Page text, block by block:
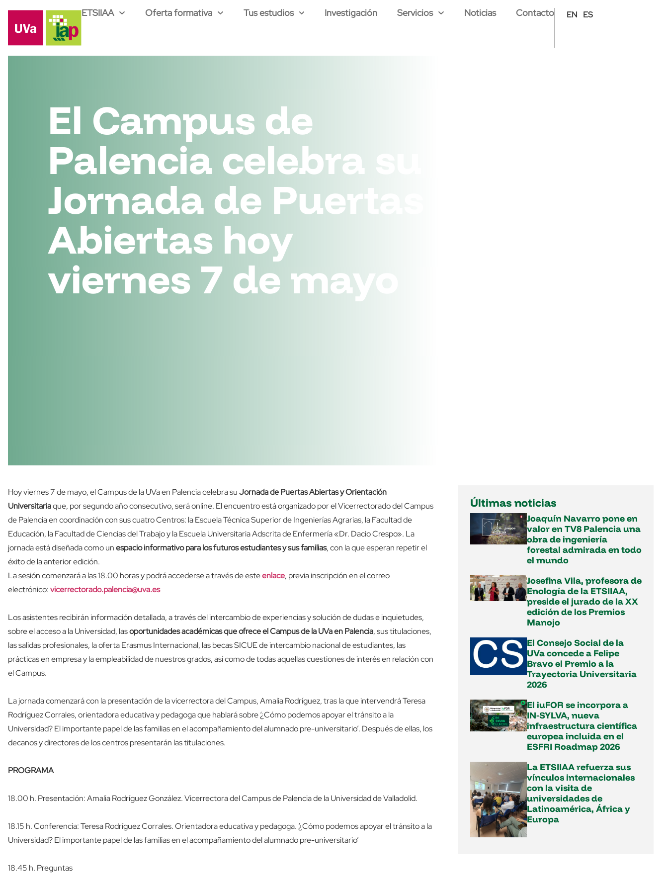
ETSIIAA Oferta formativa Tus estudios Investigación Servicios Noticias Contacto EN ES
El Campus de
Palencia celebra su
Jornada de Puertas
Abiertas hoy
viernes 7 de mayo
Hoy viernes 7 de mayo, el Campus de la UVa en Palencia celebra suJornada de Puertas Abiertas y Orientación
Universitariaque, por segundo año consecutivo, será online. El encuentro está organizado por el Vicerrectorado del Campus
de Palencia en coordinación con sus cuatro Centros: la Escuela Técnica Superior de Ingenierías Agrarias, la Facultad de
Educación, la Facultad de Ciencias del Trabajo y la Escuela Universitaria Adscrita de Enfermería «Dr. Dacio Crespo». La
jornada está diseñada como unespacio informativo para los futuros estudiantes y sus familias, con la que esperan repetir el
éxito de la anterior edición.
La sesión comenzará a las 18.00 horas y podrá accederse a través de esteenlace, previa inscripción en el correo
electrónico:vicerrectorado.palencia@uva.es
Los asistentes recibirán información detallada, a través del intercambio de experiencias y solución de dudas e inquietudes,
sobre el acceso a la Universidad, lasoportunidades académicas que ofrece el Campus de la UVa en Palencia, sus titulaciones,
las salidas profesionales, la oferta Erasmus Internacional, las becas SICUE de intercambio nacional de estudiantes, las
prácticas en empresa y la empleabilidad de nuestros grados, así como de todas aquellas cuestiones de interés en relación con
el Campus.
La jornada comenzará con la presentación de la vicerrectora del Campus, Amalia Rodríguez, tras la que intervendrá Teresa
Rodríguez Corrales, orientadora educativa y pedagoga que hablará sobre ‘¿Cómo podemos apoyar el tránsito a la
Universidad? El importante papel de las familias en el acompañamiento del alumnado pre-universitario’. Después de ellas, los
decanos y directores de los centros presentarán las titulaciones.
PROGRAMA
18.00 h. Presentación: Amalia Rodríguez González. Vicerrectora del Campus de Palencia de la Universidad de Valladolid.
18.15 h. Conferencia: Teresa Rodríguez Corrales. Orientadora educativa y pedagoga. ‘¿Cómo podemos apoyar el tránsito a la
Universidad? El importante papel de las familias en el acompañamiento del alumnado pre-universitario’
18.45 h. Preguntas
Últimas noticias
Joaquín Navarro pone en
valor en TV8 Palencia una
obra de ingeniería
forestal admirada en todo
el mundo
Josefina Vila, profesora de
Enología de la ETSIIAA,
preside el jurado de la XX
edición de los Premios
Manojo
El Consejo Social de la
UVa concede a Felipe
Bravo el Premio a la
Trayectoria Universitaria
2026
El iuFOR se incorpora a
IN‑SYLVA, nueva
infraestructura científica
europea incluida en el
ESFRI Roadmap 2026
La ETSIIAA refuerza sus
vínculos internacionales
con la visita de
universidades de
Latinoamérica, África y
Europa